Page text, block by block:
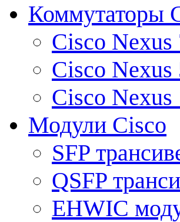
Коммутаторы
Cisco Nexus
Cisco Nexus
Cisco Nexus
Модули Cisco
SFP
QSFP
EHWIC